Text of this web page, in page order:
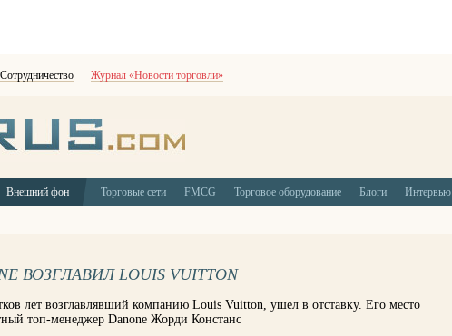
Сотрудничество Журнал «Новости торговли»
Внешний фон Торговые сети FMCG Торговое оборудование Блоги Интервью
ВОЗГЛАВИЛ LOUIS VUITTON
лет возглавлявший компанию Louis Vuitton, ушел в отставку. Его место
топ-менеджер Danone Жорди Констанс